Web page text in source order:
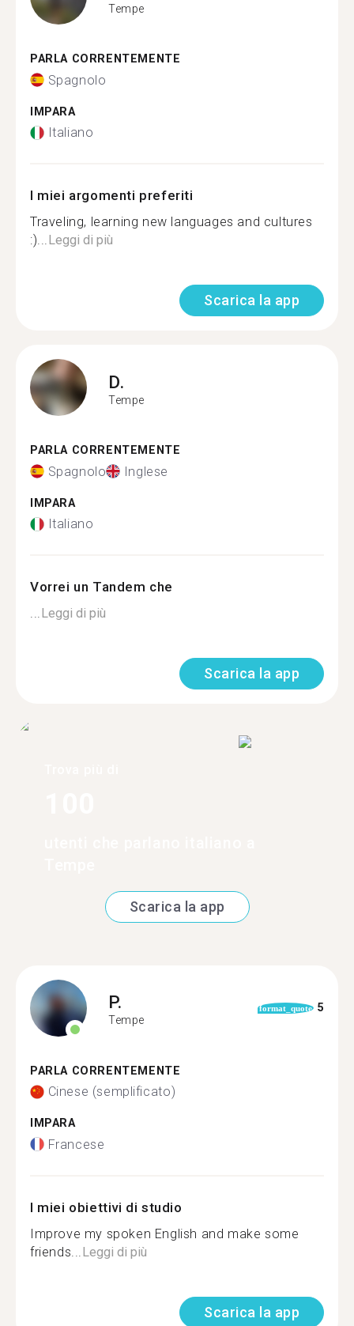
Tempe
PARLA CORRENTEMENTE
Spagnolo
IMPARA
Italiano
I miei argomenti preferiti
Traveling, learning new languages and cultures
:)...Leggi di più
Scarica la app
D.
Tempe
PARLA CORRENTEMENTE
Spagnolo Inglese
IMPARA
Italiano
Vorrei un Tandem che
...Leggi di più
Scarica la app
Scarica la app
P.
Tempe
format_quote 5
PARLA CORRENTEMENTE
Cinese (semplificato)
IMPARA
Francese
I miei obiettivi di studio
Improve my spoken English and make some
friends... Leggi di più
Scarica la app